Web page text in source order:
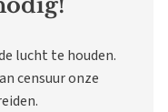
lucht te houden.
censuur onze